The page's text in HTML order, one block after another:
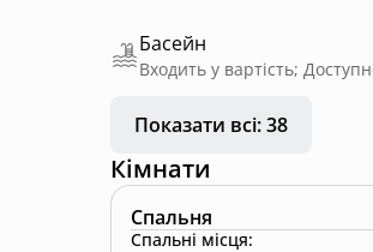
Басейн
Показати всі: 38
Кімнати
Спальня
Спальні місця: